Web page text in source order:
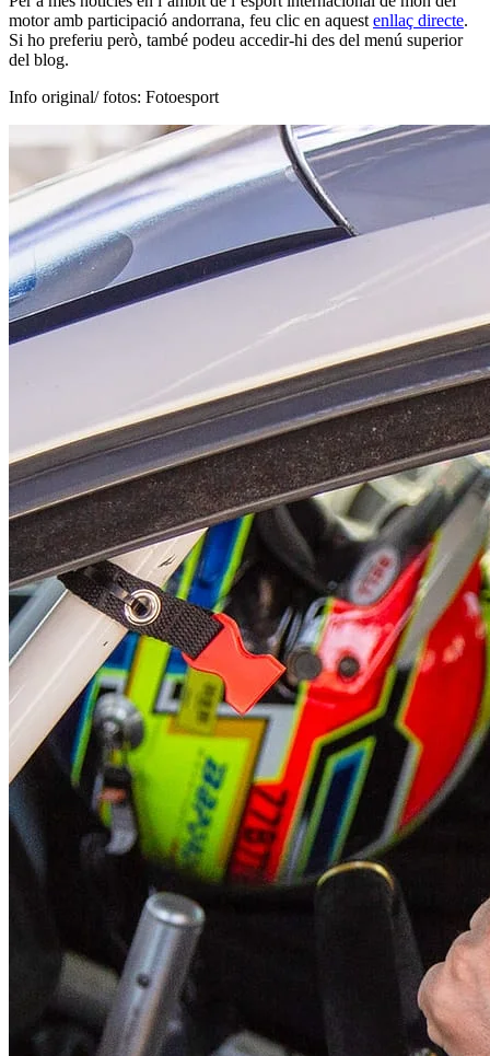
motor amb participació andorrana, feu clic en aquest enllaç directe.
Si ho preferiu però, també podeu accedir-hi des del menú superior
del blog.
Info original/ fotos: Fotoesport